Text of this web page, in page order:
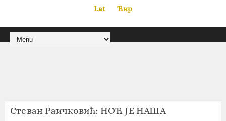
Lat« Ћир
Стеван Раичковић: НОЋ ЈЕ НАША